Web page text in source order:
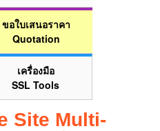
ขอใบเสนอราคา
Quotation
เครื่องมือ
SSL Tools
Site Multi-